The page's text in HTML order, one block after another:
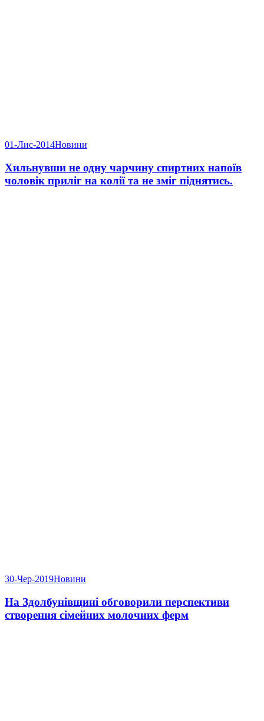
01-Лис-2014Новини
Хильнувши не одну чарчину спиртних напоїв
чоловік приліг на колії та не зміг піднятись.
30-Чер-2019Новини
На Здолбунівщині обговорили перспективи
створення сімейних молочних ферм